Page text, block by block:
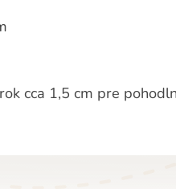
cca 1,5 cm pre